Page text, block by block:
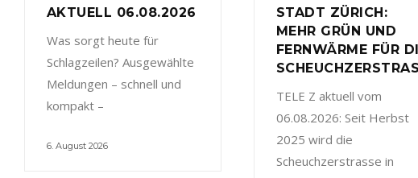
AKTUELL 06.08.2026
Was sorgt heute für
Schlagzeilen? Ausgewählte
Meldungen – schnell und
kompakt –
6. August 2026
STADT ZÜRICH:
MEHR GRÜN UND
FERNWÄRME FÜR
TELE Z aktuell vom
06.08.2026: Seit Herbst
2025 wird die
Scheuchzerstrasse in